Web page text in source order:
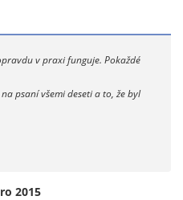
v praxi funguje. Pokaždé
psaní všemi deseti a to, že byl
2015